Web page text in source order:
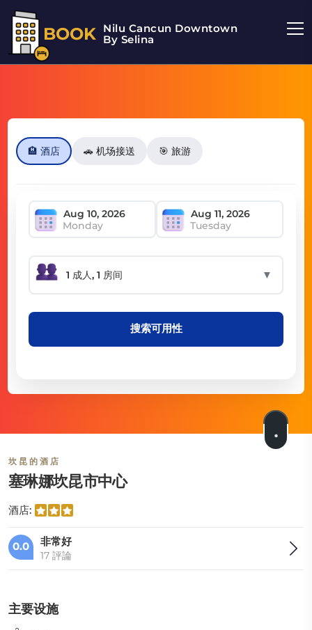
BOOK Nilu Cancun Downtown
By Selina
🏨 酒店 🚗 机场接送 🎯 旅游
Monday Tuesday
▼
搜索可用性
坎昆的酒店
塞琳娜坎昆市中心
酒店:
0.0 非常好
17 評論
主要设施